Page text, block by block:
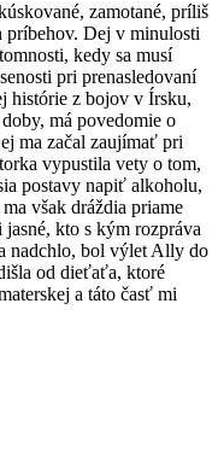
zamotané, príliš
príbehov. Dej v minulosti
kedy sa musí
pri prenasledovaní
histórie z bojov v Írsku,
má povedomie o
ma začal zaujímať pri
vypustila vety o tom,
postavy napiť alkoholu,
však dráždia priame
kto s kým rozpráva
nadchlo, bol výlet Ally do
od dieťaťa, ktoré
a táto časť mi